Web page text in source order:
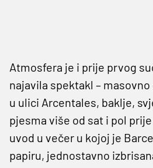
Atmosfera je i prije prvog
najavila spektakl –
u ulici Arcentales, baklje,
pjesma više od sat i pol
uvod u večer u kojoj je
papiru, jednostavno